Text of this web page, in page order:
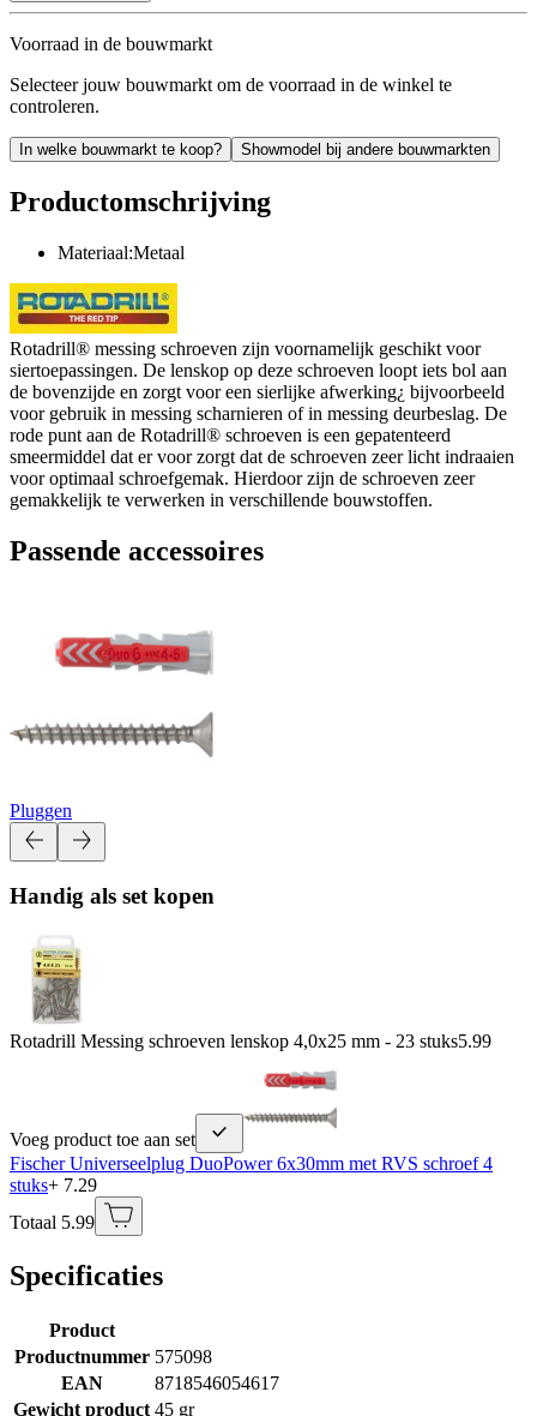
Voorraad in de bouwmarkt
Selecteer jouw bouwmarkt om de voorraad in de winkel te
controleren.
In welke bouwmarkt te koop? Showmodel bij andere bouwmarkten
Productomschrijving
Materiaal:Metaal
Rotadrill® messing schroeven zijn voornamelijk geschikt voor
siertoepassingen. De lenskop op deze schroeven loopt iets bol aan
de bovenzijde en zorgt voor een sierlijke afwerking¿ bijvoorbeeld
voor gebruik in messing scharnieren of in messing deurbeslag. De
rode punt aan de Rotadrill® schroeven is een gepatenteerd
smeermiddel dat er voor zorgt dat de schroeven zeer licht indraaien
voor optimaal schroefgemak. Hierdoor zijn de schroeven zeer
gemakkelijk te verwerken in verschillende bouwstoffen.
Passende accessoires
Pluggen
Handig als set kopen
Rotadrill Messing schroeven lenskop 4,0x25 mm - 23 stuks5.99
Voeg product toe aan set
Fischer Universeelplug DuoPower 6x30mm met RVS schroef 4
stuks+ 7.29
Totaal 5.99
Specificaties
Product
Productnummer 575098
EAN
8718546054617
Gewicht product 45 gr